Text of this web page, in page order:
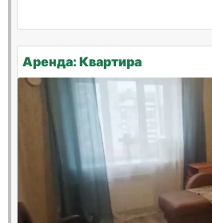
Аренда: Квартира